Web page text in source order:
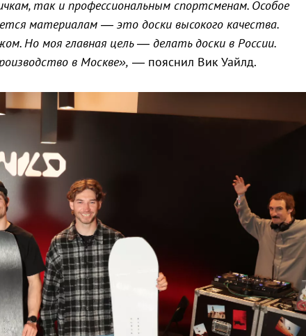
так и профессиональным спортсменам. Особое
материалам — это доски высокого качества.
Но моя главная цель — делать доски в России.
в Москве», — пояснил Вик Уайлд.